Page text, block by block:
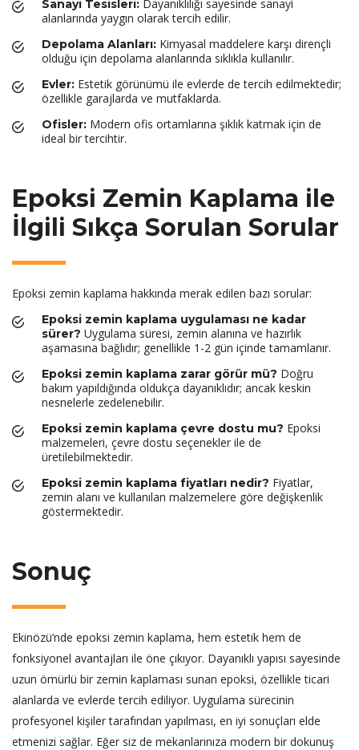
Sanayi Tesisleri: Dayanıklılığı sayesinde sanayi
alanlarında yaygın olarak tercih edilir.
Depolama Alanları: Kimyasal maddelere karşı dirençli
olduğu için depolama alanlarında sıklıkla kullanılır.
Evler: Estetik görünümü ile evlerde de tercih edilmektedir;
özellikle garajlarda ve mutfaklarda.
Ofisler: Modern ofis ortamlarına şıklık katmak için de
ideal bir tercihtir.
Epoksi Zemin Kaplama ile
İlgili Sıkça Sorulan Sorular
Epoksi zemin kaplama hakkında merak edilen bazı sorular:
Epoksi zemin kaplama uygulaması ne kadar
sürer? Uygulama süresi, zemin alanına ve hazırlık
aşamasına bağlıdır; genellikle 1-2 gün içinde tamamlanır.
Epoksi zemin kaplama zarar görür mü? Doğru
bakım yapıldığında oldukça dayanıklıdır; ancak keskin
nesnelerle zedelenebilir.
Epoksi zemin kaplama çevre dostu mu? Epoksi
malzemeleri, çevre dostu seçenekler ile de
üretilebilmektedir.
Epoksi zemin kaplama fiyatları nedir? Fiyatlar,
zemin alanı ve kullanılan malzemelere göre değişkenlik
göstermektedir.
Sonuç
Ekinözü’nde epoksi zemin kaplama, hem estetik hem de
fonksiyonel avantajları ile öne çıkıyor. Dayanıklı yapısı sayesinde
uzun ömürlü bir zemin kaplaması sunan epoksi, özellikle ticari
alanlarda ve evlerde tercih ediliyor. Uygulama sürecinin
profesyonel kişiler tarafından yapılması, en iyi sonuçları elde
etmenizi sağlar. Eğer siz de mekanlarınıza modern bir dokunuş